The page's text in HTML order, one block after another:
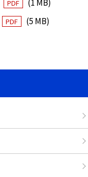
PDF
PDF
(5 MB)